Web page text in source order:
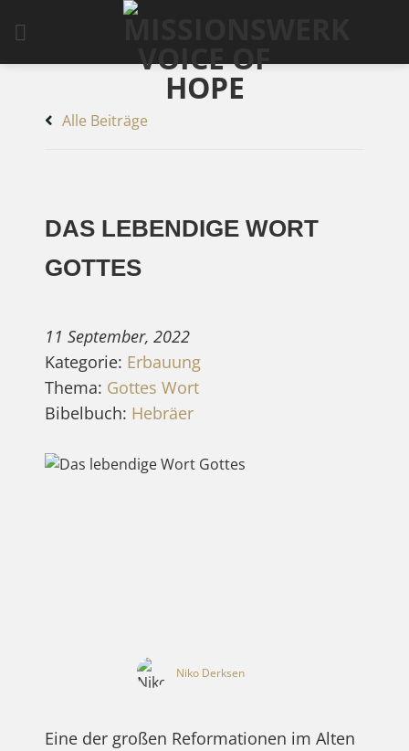
Alle Beiträge
DAS LEBENDIGE WORT
GOTTES
11 September, 2022
Kategorie: Erbauung
Thema: Gottes Wort
Bibelbuch: Hebräer
Niko Derksen
Eine der großen Reformationen im Alten